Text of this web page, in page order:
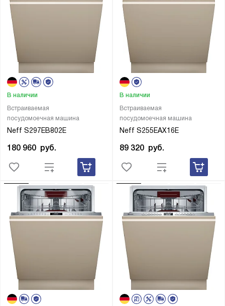
Встраиваемая
посудомоечная машина
Neff S297EB802E
В наличии
180 960 руб.
Встраиваемая
посудомоечная машина
Neff S255EAX16E
В наличии
89 320 руб.